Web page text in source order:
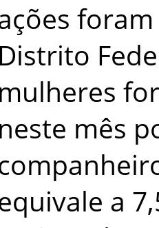
Distrito
mulheres
neste mês
a